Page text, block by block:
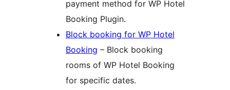
payment method for WP Hotel
Booking Plugin.
Block booking for WP Hotel
Booking – Block booking
rooms of WP Hotel Booking
for specific dates.